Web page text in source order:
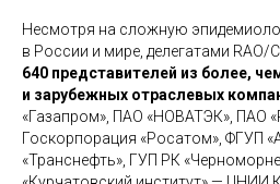
Несмотря на сложную
в России и мире, делегатами RAO/
640 представителей из более,
и зарубежных отраслевых
«Газапром», ПАО «НОВАТЭК», ПАО
Госкорпорация «Росатом», ФГУП
«Транснефть», ГУП РК